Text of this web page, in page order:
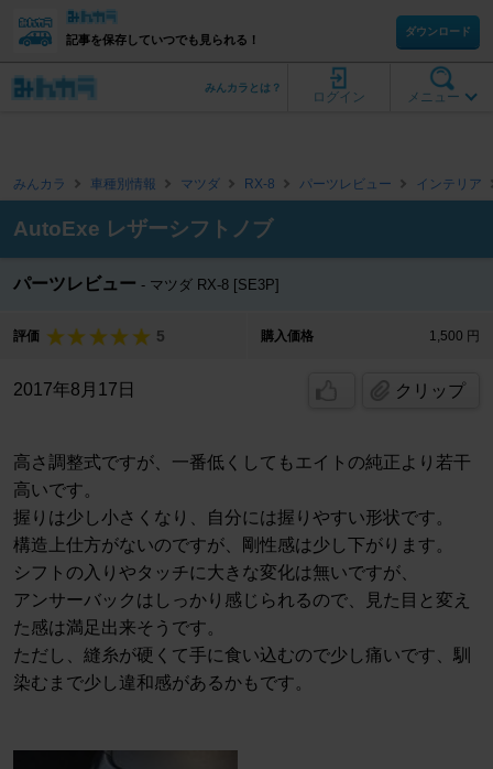
記事を保存していつでも見られる！
ダウンロード
メニュー
ログイン
みんカラとは？
みんカラ 車種別情報 マツダ RX-8 パーツレビュー インテリア
AutoExe レザーシフトノブ
パーツレビュー マツダ RX-8 [SE3P]
評価 5 購入価格 1,500 円
2017年8月17日 クリップ
高さ調整式ですが、一番低くしてもエイトの純正より若干
高いです。
握りは少し小さくなり、自分には握りやすい形状です。
構造上仕方がないのですが、剛性感は少し下がります。
シフトの入りやタッチに大きな変化は無いですが、
アンサーバックはしっかり感じられるので、見た目と変え
た感は満足出来そうです。
ただし、縫糸が硬くて手に食い込むので少し痛いです、馴
染むまで少し違和感があるかもです。